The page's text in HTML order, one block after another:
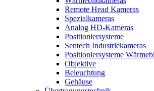
Remote Head Kameras
Spezialkameras
Analog HD-Kameras
Positioniersysteme
Sentech Industriekameras
Positioniersysteme
Objektive
Beleuchtung
Gehäuse